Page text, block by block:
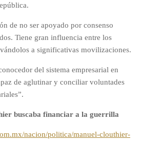
de no ser apoyado por consenso
Tiene gran influencia entre los
a significativas movilizaciones.
del sistema empresarial en
de aglutinar y conciliar voluntades
buscaba financiar a la guerrilla
nacion/politica/manuel-clouthier-